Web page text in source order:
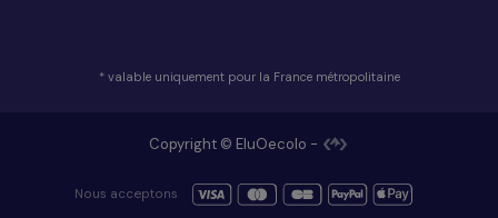
* valable uniquement pour la France métropolitaine
Copyright © EluOecolo -
Nous acceptons